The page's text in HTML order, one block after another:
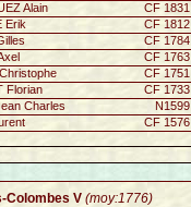
Alain
CF 1831
Erik
CF 1812
CF 1784
CF 1763
CF 1751
Florian
CF 1733
Charles N1599
CF 1576
Colombes V (moy:1776)